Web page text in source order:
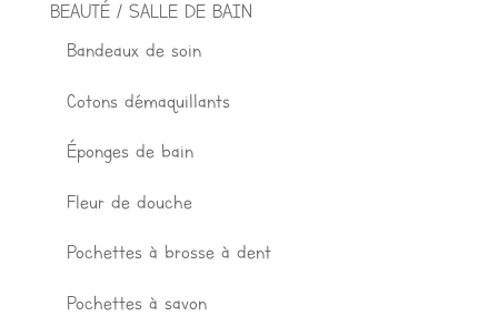
BEAUTÉ / SALLE DE BAIN
Bandeaux de soin
Cotons démaquillants
Éponges de bain
Fleur de douche
Pochettes à brosse à dent
Pochettes à savon